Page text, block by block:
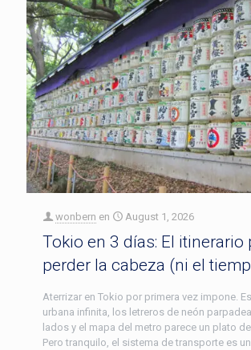
wonbern en August 1, 2026
Tokio en 3 días: El itinerario
perder la cabeza (ni el
Aterrizar en Tokio por primera vez impone.
urbana infinita, los letreros de neón
lados y el mapa del metro parece un plato
Pero tranquilo, el sistema de transporte es